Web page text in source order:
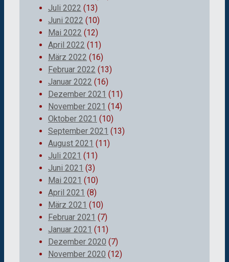
Juli 2022 (13)
Juni 2022 (10)
Mai 2022 (12)
April 2022 (11)
März 2022 (16)
Februar 2022 (13)
Januar 2022 (16)
Dezember 2021 (11)
November 2021 (14)
Oktober 2021 (10)
September 2021 (13)
August 2021 (11)
Juli 2021 (11)
Juni 2021 (3)
Mai 2021 (10)
April 2021 (8)
März 2021 (10)
Februar 2021 (7)
Januar 2021 (11)
Dezember 2020 (7)
November 2020 (12)